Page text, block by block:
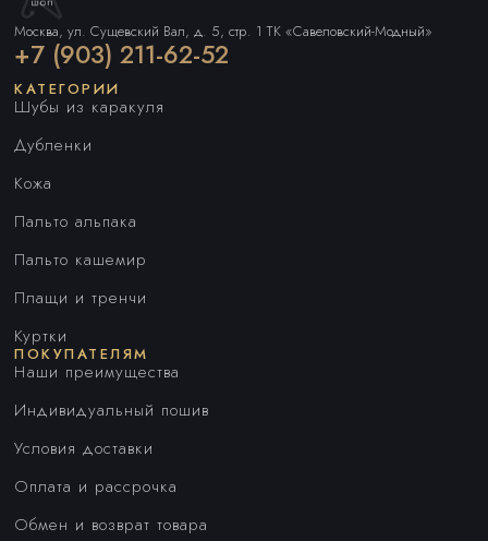
Москва, ул. Сущевский Вал, д. 5, стр. 1 ТК «Савеловский-Модный»
+7 (903) 211-62-52
КАТЕГОРИИ
Шубы из каракуля
Дубленки
Кожа
Пальто альпака
Пальто кашемир
Плащи и тренчи
Куртки
ПОКУПАТЕЛЯМ
Наши преимущества
Индивидуальный пошив
Условия доставки
Оплата и рассрочка
Обмен и возврат товара